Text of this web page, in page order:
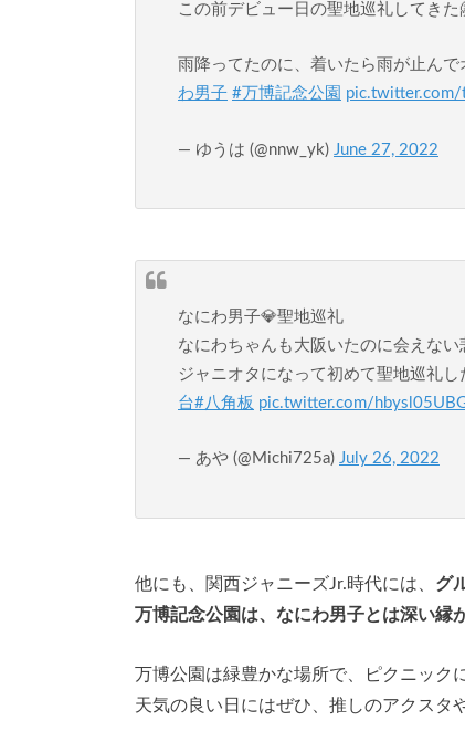
この前デビュー日の聖地巡礼してきた
雨降ってたのに、着いたら雨が止ん
わ男子 #万博記念公園 pic.twitter.com/
— ゆうは (@nnw_yk) June 27, 2022
なにわ男子💎聖地巡礼
なにわちゃんも大阪いたのに会えな
ジャニオタになって初めて聖地巡礼
台#八角板 pic.twitter.com/
— あや (@Michi725a) July 26, 2022
他にも、関西ジャニーズJr.時代には、 グ
万博記念公園は、なにわ男子とは深い縁
万博公園は緑豊かな場所で、ピクニック
天気の良い日にはぜひ、推しのアクスタ